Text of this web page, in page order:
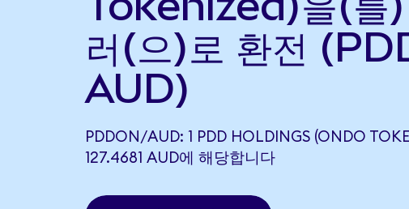
러(으)로 환전
AUD)
PDDON/AUD: 1 PDD HOLDINGS (ONDO
127.4681 AUD에 해당합니다